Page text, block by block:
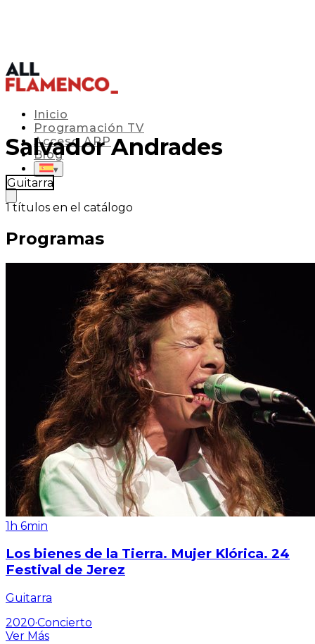
Inicio
Programación TV
Acceso APP
Blog
▾
Salvador Andrades
Guitarra
1 títulos en el catálogo
Programas
1h 6min
Los bienes de la Tierra. Mujer Klórica. 24
Festival de Jerez
Guitarra
2020·Concierto
Ver Más